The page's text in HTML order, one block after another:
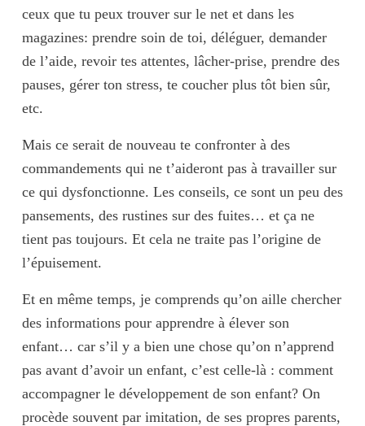
ceux que tu peux trouver sur le net et dans les
magazines: prendre soin de toi, déléguer, demander
de l’aide, revoir tes attentes, lâcher-prise, prendre des
pauses, gérer ton stress, te coucher plus tôt bien sûr,
etc.
Mais ce serait de nouveau te confronter à des
commandements qui ne t’aideront pas à travailler sur
ce qui dysfonctionne. Les conseils, ce sont un peu des
pansements, des rustines sur des fuites… et ça ne
tient pas toujours. Et cela ne traite pas l’origine de
l’épuisement.
Et en même temps, je comprends qu’on aille chercher
des informations pour apprendre à élever son
enfant… car s’il y a bien une chose qu’on n’apprend
pas avant d’avoir un enfant, c’est celle-là : comment
accompagner le développement de son enfant? On
procède souvent par imitation, de ses propres parents,